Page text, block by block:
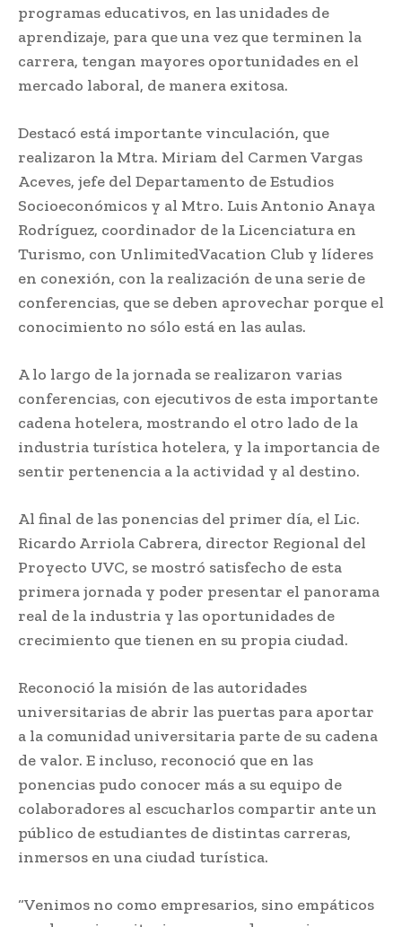
programas educativos, en las unidades de
aprendizaje, para que una vez que terminen la
carrera, tengan mayores oportunidades en el
mercado laboral, de manera exitosa.
Destacó está importante vinculación, que
realizaron la Mtra. Miriam del Carmen Vargas
Aceves, jefe del Departamento de Estudios
Socioeconómicos y al Mtro. Luis Antonio Anaya
Rodríguez, coordinador de la Licenciatura en
Turismo, con UnlimitedVacation Club y líderes
en conexión, con la realización de una serie de
conferencias, que se deben aprovechar porque el
conocimiento no sólo está en las aulas.
A lo largo de la jornada se realizaron varias
conferencias, con ejecutivos de esta importante
cadena hotelera, mostrando el otro lado de la
industria turística hotelera, y la importancia de
sentir pertenencia a la actividad y al destino.
Al final de las ponencias del primer día, el Lic.
Ricardo Arriola Cabrera, director Regional del
Proyecto UVC, se mostró satisfecho de esta
primera jornada y poder presentar el panorama
real de la industria y las oportunidades de
crecimiento que tienen en su propia ciudad.
Reconoció la misión de las autoridades
universitarias de abrir las puertas para aportar
a la comunidad universitaria parte de su cadena
de valor. E incluso, reconoció que en las
ponencias pudo conocer más a su equipo de
colaboradores al escucharlos compartir ante un
público de estudiantes de distintas carreras,
inmersos en una ciudad turística.
“Venimos no como empresarios, sino empáticos